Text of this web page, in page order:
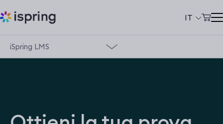
IT
Prodotti
Azienda
Carrello
iSpring LMS